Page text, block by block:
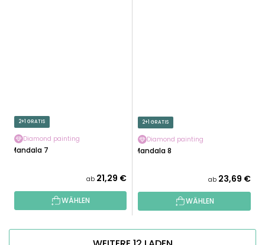
2+1 GRATIS
Diamond painting
Mandala 7
ab 21,29 €
WÄHLEN
2+1 GRATIS
Diamond painting
Mandala 8
ab 23,69 €
WÄHLEN